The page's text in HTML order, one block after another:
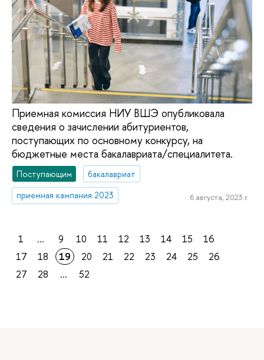
Приемная комиссия НИУ ВШЭ опубликовала
сведения о зачислении абитуриентов,
поступающих по основному конкурсу, на
бюджетные места бакалавриата/специалитета.
Поступающим
бакалавриат
приемная кампания 2023
6 августа, 2023 г.
1 ... 9 10 11 12 13 14 15
16
17
18 19 20 21 22 23 24 25
26
27
28 ... 52